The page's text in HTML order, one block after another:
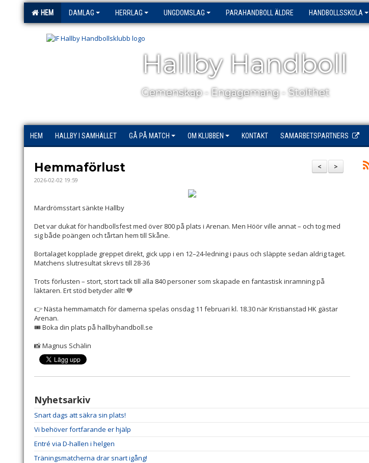
HEM DAMLAG HERRLAG UNGDOMSLAG PARAHANDBOLL ÄLDRE HANDBOLLSSKOLA
Hallby Handboll
Gemenskap - Engagemang - Stolthet
HEM HALLBY I SAMHÄLLET GÅ PÅ MATCH OM KLUBBEN KONTAKT SAMARBETSPARTNERS
>
<
Hemmaförlust
2026-02-02 19:59
Mardrömsstart sänkte Hallby
Det var dukat för handbollsfest med över 800 på plats i Arenan. Men Höör ville annat – och tog med
sig både poängen och tårtan hem till Skåne.
Bortalaget kopplade greppet direkt, gick upp i en 12–24-ledning i paus och släppte sedan aldrig taget.
Matchens slutresultat skrevs till 28-36
Trots förlusten – stort, stort tack till alla 840 personer som skapade en fantastisk inramning på
läktaren. Ert stöd betyder allt! 💙
👉 Nästa hemmamatch för damerna spelas onsdag 11 februari kl. 18.30 när Kristianstad HK gästar
Arenan.
🎟️ Boka din plats på hallbyhandboll.se
📸 Magnus Schälin
Nyhetsarkiv
Snart dags att säkra sin plats!
Vi behöver fortfarande er hjälp
Entré via D-hallen i helgen
Träningsmatcherna drar snart igång!